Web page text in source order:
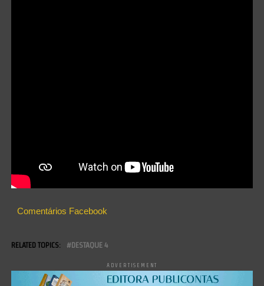
Comentários Facebook
RELATED TOPICS: DESTAQUE 4
ADVERTISEMENT